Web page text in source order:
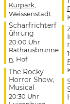
Kurpark
Weissenstadt
Scharfrichterf
ührung
20:00 Uhr
Rathausbrunne
n , Hof
The Rocky
Horror Show,
Musical
20:30 Uhr